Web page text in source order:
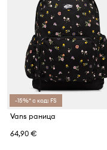
-15%* с код: FS
Vans раница
64,90 €